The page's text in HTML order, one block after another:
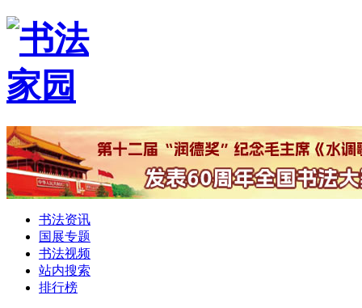
书法资讯
国展专题
书法视频
站内搜索
排行榜